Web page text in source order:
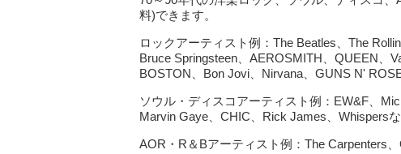
料)できます。
ロックアーティスト例：The Beatles、The
Bruce Springsteen、AEROSMITH、QUEEN、
BOSTON、Bon Jovi、Nirvana、GUNS N'
ソウル・ディスコアーティスト例：EW&F、
Marvin Gaye、CHIC、Rick James、Whispers
AOR・R＆Bアーティスト例：The Carpenters